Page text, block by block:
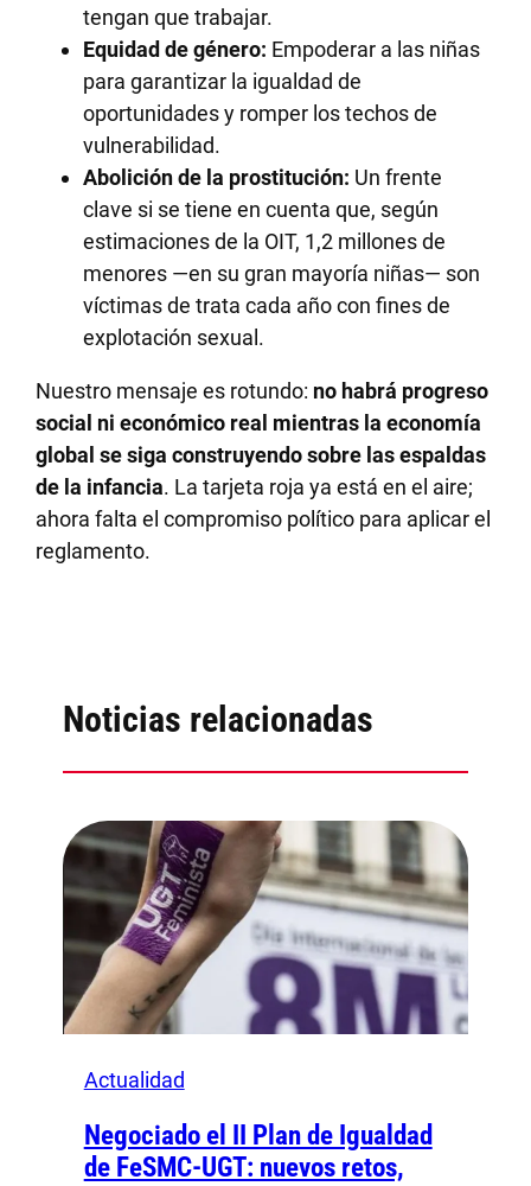
tengan que trabajar.
Equidad de género: Empoderar a las niñas
para garantizar la igualdad de
oportunidades y romper los techos de
vulnerabilidad.
Abolición de la prostitución: Un frente
clave si se tiene en cuenta que, según
estimaciones de la OIT, 1,2 millones de
menores —en su gran mayoría niñas— son
víctimas de trata cada año con fines de
explotación sexual.
Nuestro mensaje es rotundo: no habrá progreso
social ni económico real mientras la economía
global se siga construyendo sobre las espaldas
de la infancia. La tarjeta roja ya está en el aire;
ahora falta el compromiso político para aplicar el
reglamento.
Noticias relacionadas
Actualidad
Negociado el II Plan de Igualdad
de FeSMC-UGT: nuevos retos,